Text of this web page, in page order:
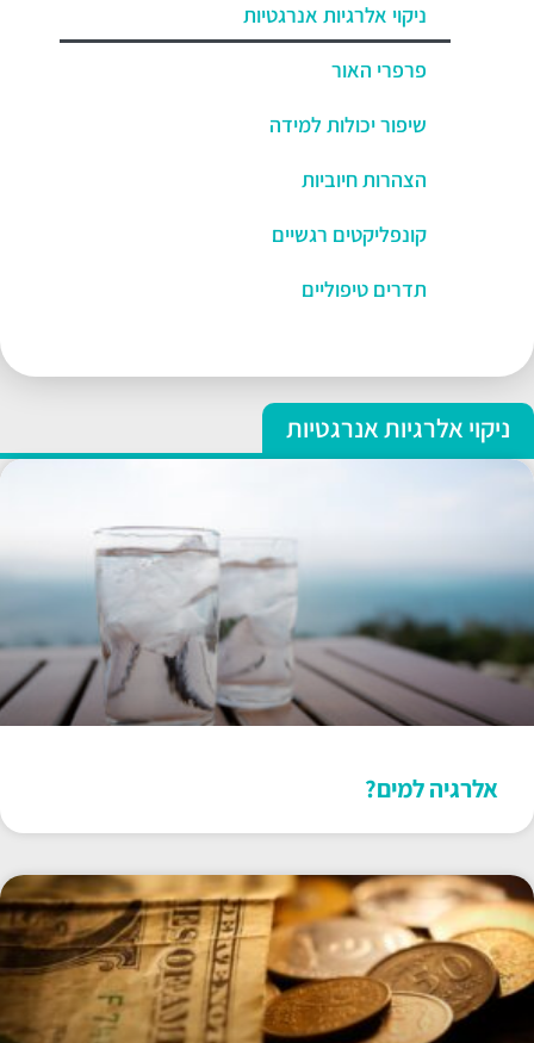
ניקוי אלרגיות אנרגטיות
פרפרי האור
שיפור יכולות למידה
הצהרות חיוביות
קונפליקטים רגשיים
תדרים טיפוליים
ניקוי אלרגיות אנרגטיות
אלרגיה למים?